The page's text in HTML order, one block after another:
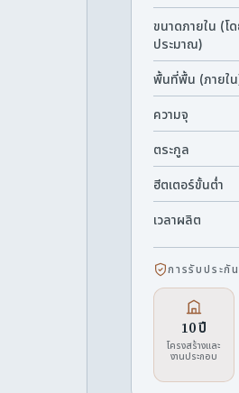
ขนาดภายใน (โ
ประมาณ)
พื้นที่พื้น (ภายใ
ความจุ
ตระกูล
ฮีตเตอร์ขั้นต่ำ
เวลาผลิต
การรับประกัน
10 ปี
โครงสร้างและ
งานประกอบ